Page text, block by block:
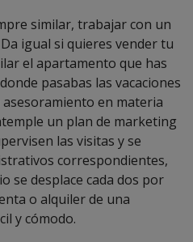
similar, trabajar con un
igual si quieres vender tu
el apartamento que has
pasabas las vacaciones
en materia
un plan de marketing
las visitas y se
correspondientes,
se desplace cada dos por
o alquiler de una
y cómodo.